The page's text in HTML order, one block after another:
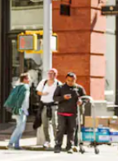
teclado ou